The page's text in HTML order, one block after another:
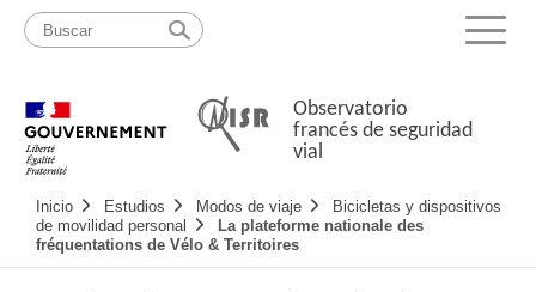
Pasar
contenido
Mapa
web
Menu
Observatorio
francés de seguridad
vial
Navigation
principale
Inicio Estudios Modos de viaje
Bicicletas y dispositivos
de movilidad personal
La plateforme nationale des
fréquentations de Vélo & Territoires